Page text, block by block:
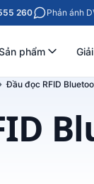
260 Phản ánh
phẩm
Đầu đọc RFID